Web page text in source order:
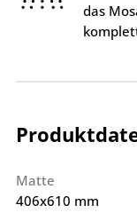
das
Matte
406x610 mm